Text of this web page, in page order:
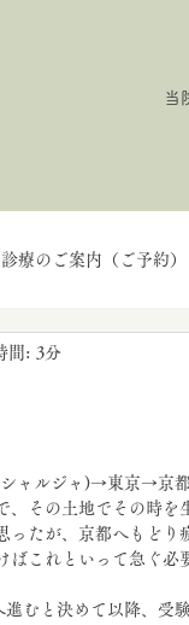
当
診療のご案内（ご予約）
間: 3分
シャルジャ)→東京→
、その土地でその時
ったが、京都へもど
ばこれといって急ぐ
むと決めて以降、受